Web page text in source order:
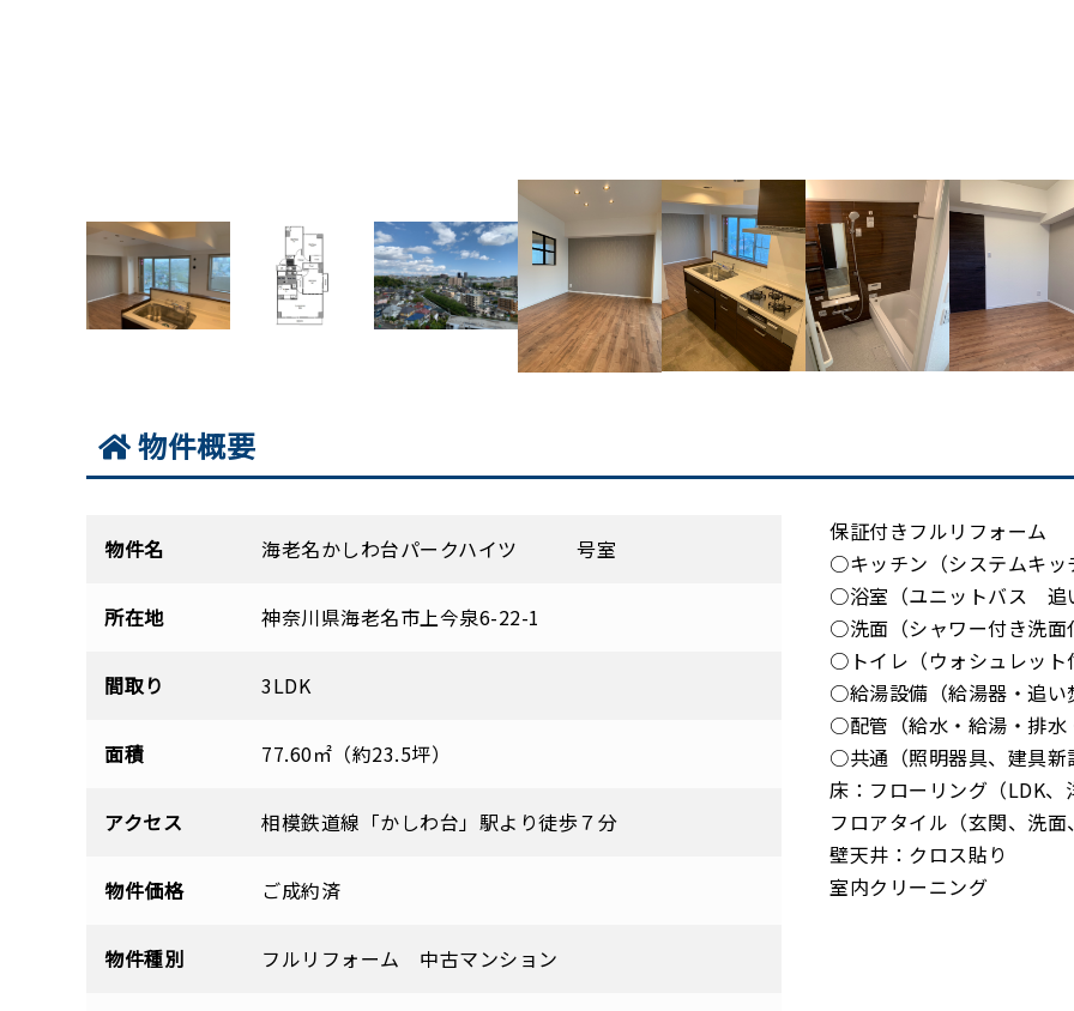
物件概要
物件名 海老名かしわ台パークハイツ 号室
所在地 神奈川県海老名市上今泉6-22-1
間取り 3LDK
面積 77.60㎡（約23.5坪）
アクセス 相模鉄道線「かしわ台」駅より徒歩７分
物件価格 ご成約済
物件種別 フルリフォーム 中古マンション
保証付きフルリフォーム
○キッチン（システムキ
○浴室（ユニットバス 追
○洗面（シャワー付き洗面
○トイレ（ウォシュレット
○給湯設備（給湯器・追い
○配管（給水・給湯・排
○共通（照明器具、建具新
床：フローリング（LDK、
フロアタイル（玄関、洗面
壁天井：クロス貼り
室内クリーニング